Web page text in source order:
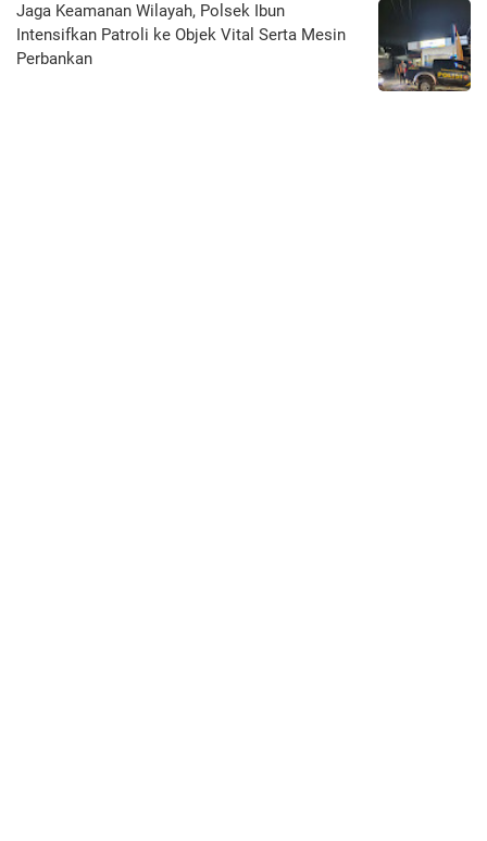
Jaga Keamanan Wilayah, Polsek Ibun
Intensifkan Patroli ke Objek Vital Serta Mesin
Perbankan